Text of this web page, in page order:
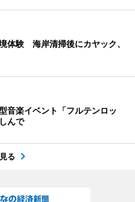
体験 海岸清掃後にカヤック、
音楽イベント「フルテンロッ
んで
る